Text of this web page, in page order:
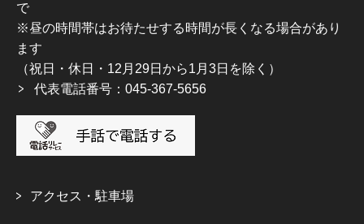
で
※昼の時間帯はお待たせする時間が長くなる場合があり
ます
（祝日・休日・12月29日から1月3日を除く）
代表電話番号：045-367-5656
アクセス・駐車場